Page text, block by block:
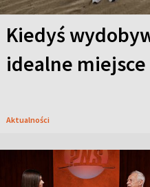
Kiedyś
idealne
Aktualności